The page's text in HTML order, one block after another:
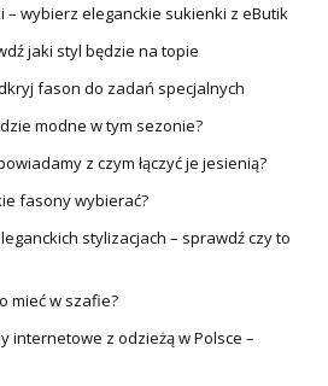
– wybierz eleganckie sukienki z eButik
jaki styl będzie na topie
fason do zadań specjalnych
modne w tym sezonie?
z czym łączyć je jesienią?
fasony wybierać?
stylizacjach – sprawdź czy to
mieć w szafie?
internetowe z odzieżą w Polsce –